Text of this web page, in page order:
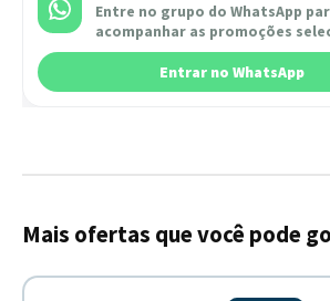
Entre no grupo do WhatsApp
acompanhar as promoções
Entrar no WhatsApp
Mais ofertas que você pode